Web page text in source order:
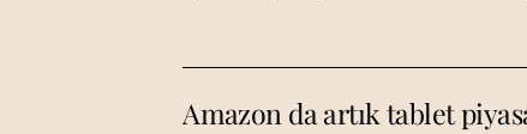
Amazon da artık tablet